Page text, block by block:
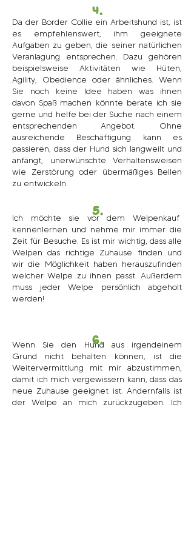
Da der Border Collie ein Arbeitshund ist, ist
es empfehlenswert, ihm geeignete
Aufgaben zu geben, die seiner natürlichen
Veranlagung entsprechen. Dazu gehören
beispielsweise Aktivitäten wie Hüten,
Agility, Obedience oder ähnliches. Wenn
Sie noch keine Idee haben was ihnen
davon Spaß machen könnte berate ich sie
gerne und helfe bei der Suche nach einem
entsprechenden Angebot. Ohne
ausreichende Beschäftigung kann es
passieren, dass der Hund sich langweilt und
anfängt, unerwünschte Verhaltensweisen
wie Zerstörung oder übermäßiges Bellen
zu entwickeln.
Ich möchte sie vor dem Welpenkauf
kennenlernen und nehme mir immer die
Zeit für Besuche. Es ist mir wichtig, dass alle
Welpen das richtige Zuhause finden und
wir die Möglichkeit haben herauszufinden
welcher Welpe zu ihnen passt. Außerdem
muss jeder Welpe persönlich abgeholt
werden!
Wenn Sie den Hund aus irgendeinem
Grund nicht behalten können, ist die
Weitervermittlung mit mir abzustimmen,
damit ich mich vergewissern kann, dass das
neue Zuhause geeignet ist. Andernfalls ist
der Welpe an mich zurückzugeben. Ich
4.
5.
6.